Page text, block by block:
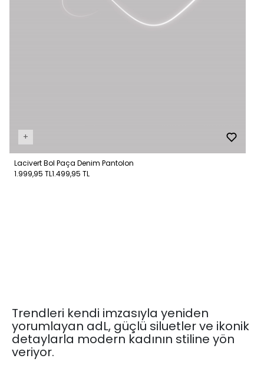
+
Lacivert Bol Paça Denim Pantolon
1.999,95 TL1.499,95 TL
Trendleri kendi imzasıyla yeniden
yorumlayan adL, güçlü siluetler ve ikonik
detaylarla modern kadının stiline yön
veriyor.